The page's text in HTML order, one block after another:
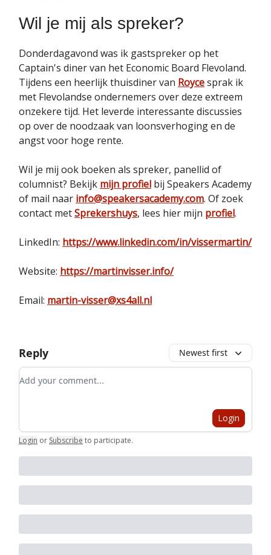
Wil je mij als spreker?
Donderdagavond was ik gastspreker op het
Captain's diner van het Economic Board Flevoland.
Tijdens een heerlijk thuisdiner van Roycesprak ik
met Flevolandse ondernemers over deze extreem
onzekere tijd. Het leverde interessante discussies
op over de noodzaak van loonsverhoging en de
angst voor hoge rente.
Wil je mij ook boeken als spreker, panellid of
columnist? Bekijk mijn profiel bij Speakers Academy
of mail naar info@speakersacademy.com. Of zoek
contact metSprekershuys, lees hier mijn profiel.
LinkedIn: https://www.linkedin.com/in/vissermartin/
Website: https://martinvisser.info/
Email: martin-visser@xs4all.nl
Reply Newest first
Add your comment
Login
Login or Subscribe to participate.